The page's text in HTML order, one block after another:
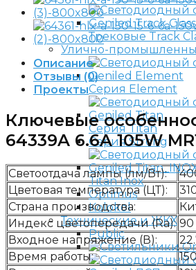
Трековые Track
Улично-
Серия Element
Серия Titan
Серия Strong
Titan Inox
Optimus
Kolokol
Технические и ЖКХ
Public
Описание
Отзывы (0)
Проекты
Ключевые
64339A 6.6A 105W
Светоотдача лампы (лм/Вт):
Цветовая температура (ЦТ):
Страна производства:
Индекс цветопередачи (Ra): 90
Входное напряжение (В):
Время работы: